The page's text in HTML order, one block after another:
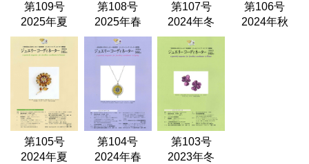
第109号
2025年夏
第108号
2025年春
第107号
2024年冬
第106号
2024年秋
第105号
2024年夏
第104号
2024年春
第103号
2023年冬